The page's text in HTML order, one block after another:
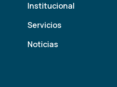
Institucional
Servicios
Noticias